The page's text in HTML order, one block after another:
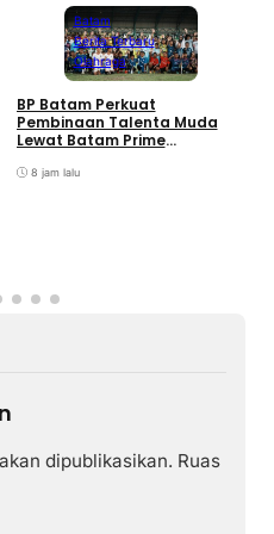
Batam
Berita Terbaru
Olahraga
BP Batam Perkuat
Pembinaan Talenta Muda
Lewat Batam Prime
Football sebagai Festival
8 jam lalu
dipublikasikan. Ruas